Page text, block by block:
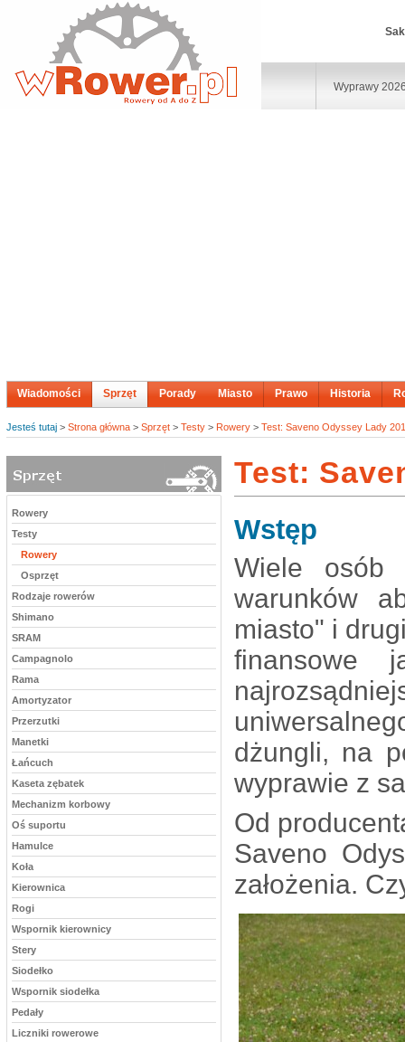
Wyprawy
Wiadomości Sprzęt Porady Miasto Prawo Historia
Jesteś tutaj > Strona główna > Sprzęt > Testy > Rowery > Test: Saveno Odyssey Lady
Rowery
Testy
Rowery
Osprzęt
Rodzaje rowerów
Shimano
SRAM
Campagnolo
Rama
Amortyzator
Przerzutki
Manetki
Łańcuch
Kaseta zębatek
Mechanizm korbowy
Oś suportu
Hamulce
Koła
Kierownica
Rogi
Wspornik kierownicy
Stery
Siodełko
Wspornik siodełka
Pedały
Liczniki rowerowe
Test:
Wstęp
Wiele
warunków
miasto" i
finansowe
dżungli, na
wyprawie z
Od
Saveno
założenia.